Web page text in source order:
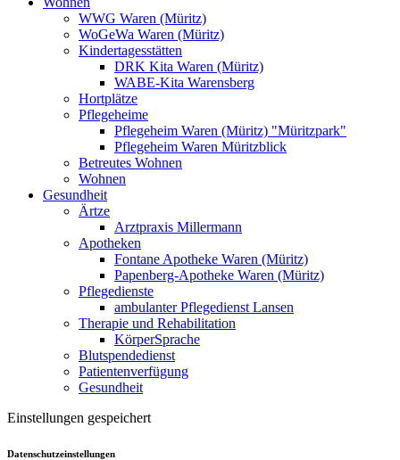
WWG Waren (Müritz)
WoGeWa Waren (Müritz)
Kindertagesstätten
DRK Kita Waren (Müritz)
WABE-Kita Warensberg
Hortplätze
Pflegeheime
Pflegeheim Waren (Müritz) "Müritzpark"
Pflegeheim Waren Müritzblick
Betreutes Wohnen
Wohnen
Gesundheit
Ärtze
Arztpraxis Millermann
Apotheken
Fontane Apotheke Waren (Müritz)
Papenberg-Apotheke Waren (Müritz)
Pflegedienste
ambulanter Pflegedienst Lansen
Therapie und Rehabilitation
KörperSprache
Blutspendedienst
Patientenverfügung
Gesundheit
Einstellungen gespeichert
Datenschutzeinstellungen